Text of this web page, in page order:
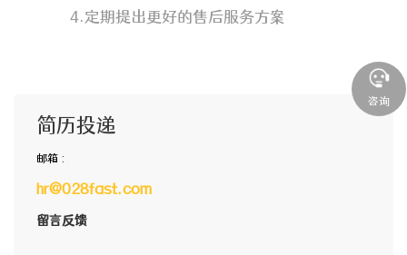
4.定期提出更好的售后服务方案
简历投递
邮箱 :
hr@028fast.com
留言反馈
咨询